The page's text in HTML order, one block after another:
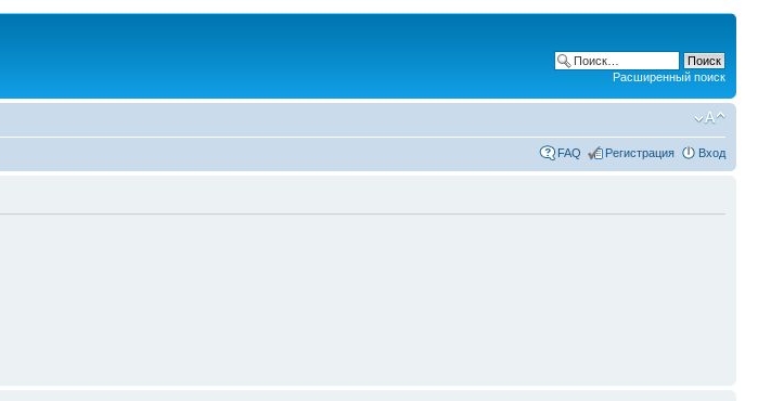
Расширенный поиск
FAQ Регистрация Вход